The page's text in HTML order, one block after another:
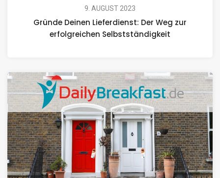
9. AUGUST 2023
Gründe Deinen Lieferdienst: Der Weg zur
erfolgreichen Selbstständigkeit